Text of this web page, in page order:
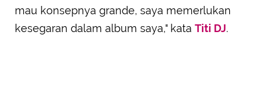
mau konsepnya grande, saya memerlukan
kesegaran dalam album saya," kata Titi DJ.